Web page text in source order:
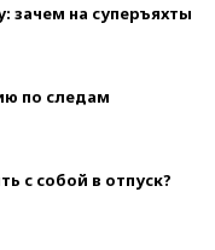
зачем на суперъяхты
по следам
с собой в отпуск?